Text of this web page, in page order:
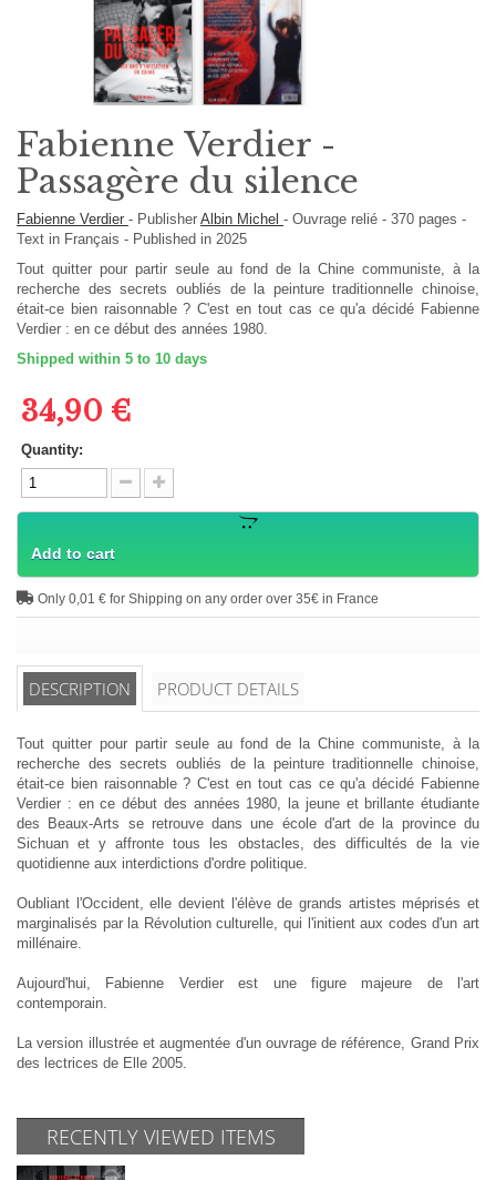
Fabienne Verdier -
Passagère du silence
Fabienne Verdier - Publisher Albin Michel - Ouvrage relié - 370 pages -
Text in Français - Published in 2025
Tout quitter pour partir seule au fond de la Chine communiste, à la
recherche des secrets oubliés de la peinture traditionnelle chinoise,
était-ce bien raisonnable ? C'est en tout cas ce qu'a décidé Fabienne
Verdier : en ce début des années 1980.
Shipped within 5 to 10 days
34,90 €
Quantity:
Add to cart
Only 0,01 € for Shipping on any order over 35€ in France
DESCRIPTION PRODUCT DETAILS
Tout quitter pour partir seule au fond de la Chine communiste, à la
recherche des secrets oubliés de la peinture traditionnelle chinoise,
était-ce bien raisonnable ? C'est en tout cas ce qu'a décidé Fabienne
Verdier : en ce début des années 1980, la jeune et brillante étudiante
des Beaux-Arts se retrouve dans une école d'art de la province du
Sichuan et y affronte tous les obstacles, des difficultés de la vie
quotidienne aux interdictions d'ordre politique.
Oubliant l'Occident, elle devient l'élève de grands artistes méprisés et
marginalisés par la Révolution culturelle, qui l'initient aux codes d'un art
millénaire.
Aujourd'hui, Fabienne Verdier est une figure majeure de l'art
contemporain.
La version illustrée et augmentée d'un ouvrage de référence, Grand Prix
des lectrices de Elle 2005.
RECENTLY VIEWED ITEMS